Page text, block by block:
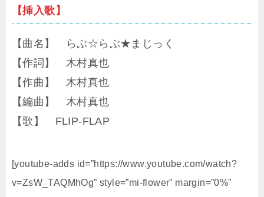
【挿入歌】
【曲名】 らぶ☆らぶ★まじっく
【作詞】 木村真也
【作曲】 木村真也
【編曲】 木村真也
【歌】 FLIP-FLAP
[youtube-adds id=”https://www.youtube.com/watch?
v=ZsW_TAQMhOg” style=”mi-flower” margin=”0%”